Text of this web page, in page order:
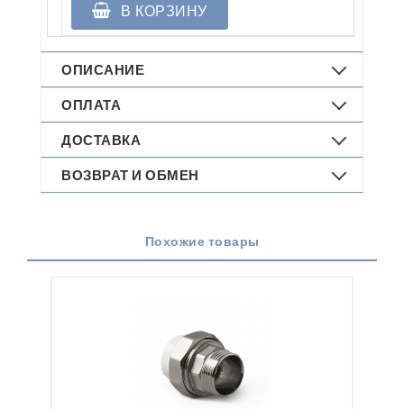
В КОРЗИНУ
ОПИСАНИЕ
ОПЛАТА
ДОСТАВКА
ВОЗВРАТ И ОБМЕН
Похожие товары